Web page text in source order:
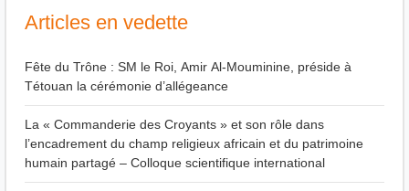
Articles en vedette
Fête du Trône : SM le Roi, Amir Al-Mouminine, préside à
Tétouan la cérémonie d’allégeance
La « Commanderie des Croyants » et son rôle dans
l’encadrement du champ religieux africain et du patrimoine
humain partagé – Colloque scientifique international